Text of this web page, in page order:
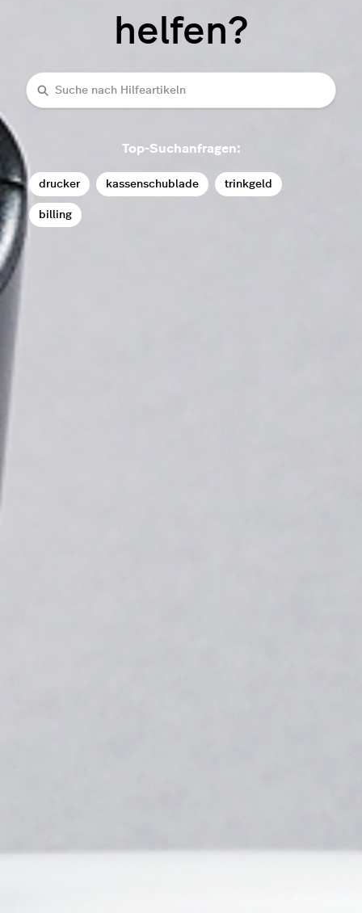
helfen?
Suche
Top-Suchanfragen:
drucker kassenschublade trinkgeld
billing